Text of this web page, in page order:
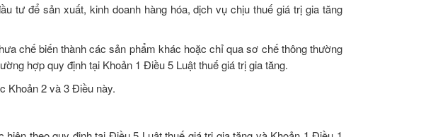
tư để sản xuất, kinh doanh hàng hóa, dịch vụ chịu thuế giá trị gia tăng
chế biến thành các sản phẩm khác hoặc chỉ qua sơ chế thông thường
hợp quy định tại Khoản 1 Điều 5 Luật thuế giá trị gia tăng.
Khoản 2 và 3 Điều này.